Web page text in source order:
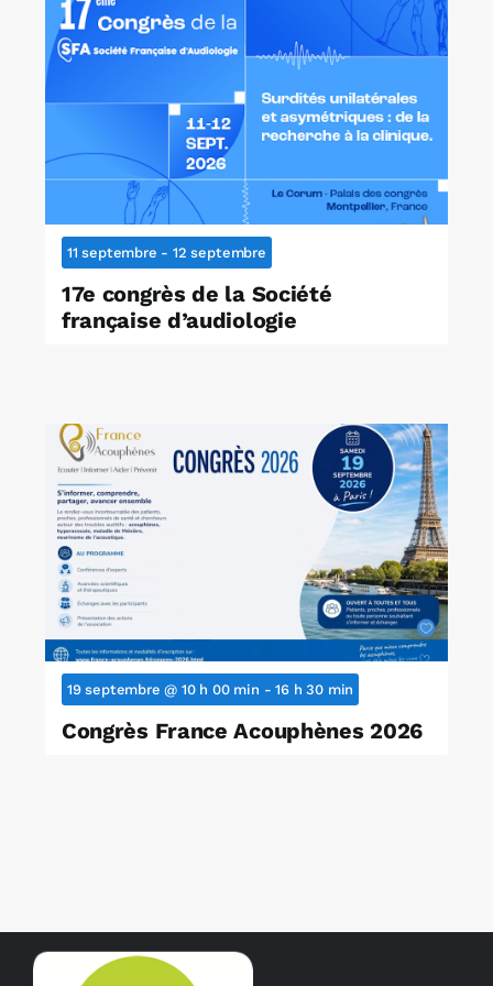
17e congrès de la Société
française d’audiologie
11 septembre -12 septembre
Congrès France Acouphènes 2026
19 septembre @ 10 h 00 min -16 h 30 min